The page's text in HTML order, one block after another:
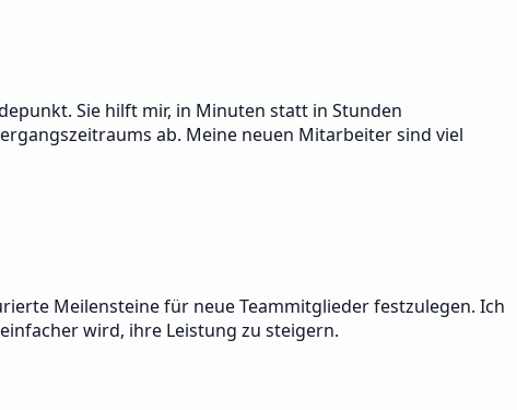
Sie hilft mir, in Minuten statt in Stunden
ab. Meine neuen Mitarbeiter sind viel
Meilensteine für neue Teammitglieder festzulegen. Ich
wird, ihre Leistung zu steigern.